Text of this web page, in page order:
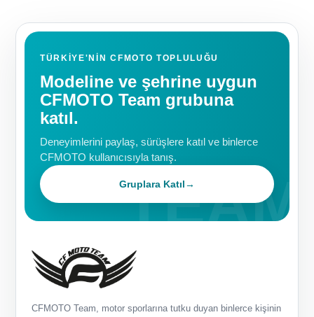
TÜRKIYE'NIN CFMOTO TOPLULUĞU
Modeline ve şehrine uygun
CFMOTO Team grubuna
katıl.
Deneyimlerini paylaş, sürüşlere katıl ve binlerce
CFMOTO kullanıcısıyla tanış.
Gruplara Katıl→
CFMOTO Team, motor sporlarına tutku duyan binlerce kişinin